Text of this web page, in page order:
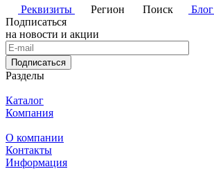
Реквизиты
Регион Поиск Блог
Подписаться
на новости и акции
Подписаться
Разделы
Каталог
Компания
О компании
Контакты
Информация